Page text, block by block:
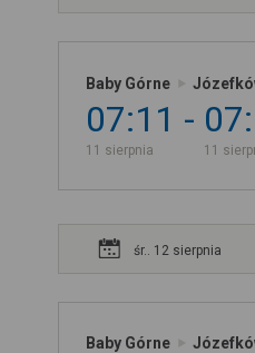
Baby Górne
07:11
11 sierpnia 11
śr.. 12 sierpnia
Baby Górne